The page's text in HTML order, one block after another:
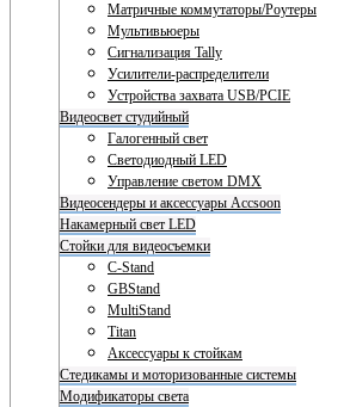
Матричные коммутаторы/Роутеры
Мультивьюеры
Сигнализация Tally
Усилители-распределители
Устройства захвата USB/PCIE
Видеосвет студийный
Галогенный свет
Светодиодный LED
Управление светом DMX
Видеосендеры и аксессуары Accsoon
Накамерный свет LED
Стойки для видеосъемки
C-Stand
GBStand
MultiStand
Titan
Аксессуары к стойкам
Стедикамы и моторизованные системы
Модификаторы света